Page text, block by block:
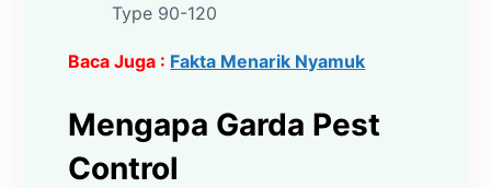
Type 90-120
Baca Juga : Fakta Menarik Nyamuk
Mengapa Garda Pest
Control